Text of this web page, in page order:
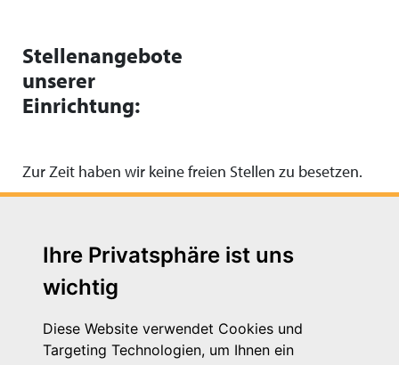
Ihre Privatsphäre ist uns
wichtig
Diese Website verwendet Cookies und
Targeting Technologien, um Ihnen ein
Stellenangebote
unserer
Einrichtung:
Zur Zeit haben wir keine freien Stellen zu besetzen.